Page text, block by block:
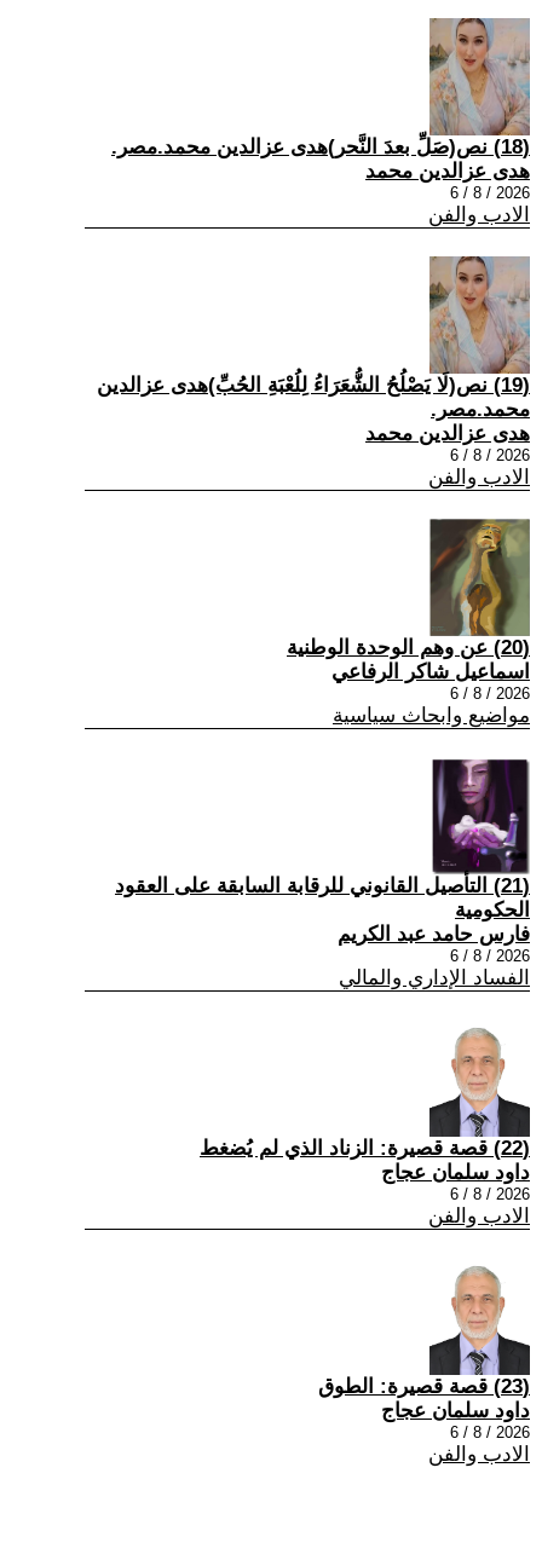
(18) نص(صَلِّ بعدَ النَّحر)هدى عزالدين محمد.مصر.
هدى عزالدين محمد
2026 / 8 / 6
الادب والفن
(19) نص(لَا يَصْلُحُ الشُّعَرَاءُ لِلُعْبَةِ الحُبِّ)هدى عزالدين
محمد.مصر.
هدى عزالدين محمد
2026 / 8 / 6
الادب والفن
(20) عن وهم الوحدة الوطنية
اسماعيل شاكر الرفاعي
2026 / 8 / 6
مواضيع وابحاث سياسية
(21) التأصيل القانوني للرقابة السابقة على العقود
الحكومية
فارس حامد عبد الكريم
2026 / 8 / 6
الفساد الإداري والمالي
(22) قصة قصيرة: الزناد الذي لم يُضغط
داود سلمان عجاج
2026 / 8 / 6
الادب والفن
(23) قصة قصيرة: الطوق
داود سلمان عجاج
2026 / 8 / 6
الادب والفن